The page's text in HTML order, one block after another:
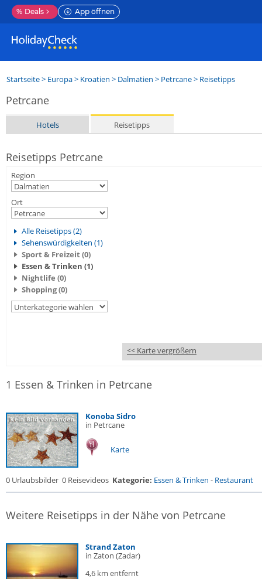
% Deals App öffnen
Startseite> Europa> Kroatien > Dalmatien > Petrcane> Reisetipps
Petrcane
Hotels Reisetipps
Reisetipps Petrcane
Region
Ort
Alle Reisetipps (2)
Sehenswürdigkeiten (1)
Sport & Freizeit (0)
Essen & Trinken (1)
Nightlife (0)
Shopping (0)
<< Karte vergrößern
1 Essen & Trinken in Petrcane
Konoba Sidro
in Petrcane
Karte
0 Urlaubsbilder 0 Reisevideos Kategorie: Essen & Trinken - Restaurant
Weitere Reisetipps in der Nähe von Petrcane
Strand Zaton
in Zaton (Zadar)
4,6 km entfernt